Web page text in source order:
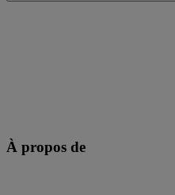
À propos de